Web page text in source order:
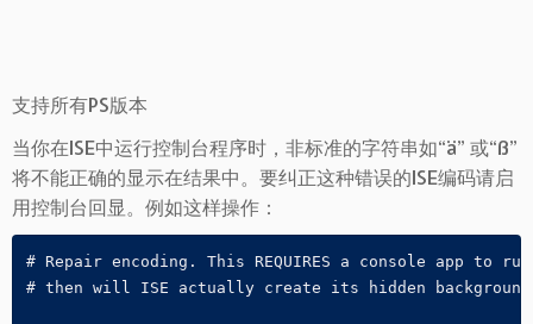
支持所有PS版本
当你在ISE中运行控制台程序时，非标准的字符串如“ä” 或“ß”
将不能正确的显示在结果中。要纠正这种错误的ISE编码请启
用控制台回显。例如这样操作：
# Repair encoding. This REQUIRES a console app to
# then will ISE actually create its hidden background